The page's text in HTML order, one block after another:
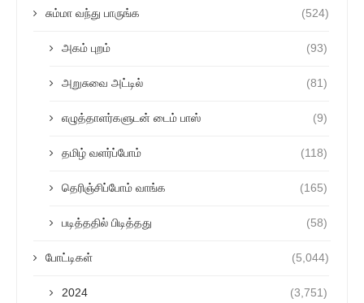
சும்மா வந்து பாருங்க (524)
அகம் புறம் (93)
அறுசுவை அட்டில் (81)
எழுத்தாளர்களுடன் டைம் பாஸ் (9)
தமிழ் வளர்ப்போம் (118)
தெரிஞ்சிப்போம் வாங்க (165)
படித்ததில் பிடித்தது (58)
போட்டிகள் (5,044)
2024 (3,751)